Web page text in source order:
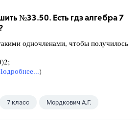
№33.50. Есть гдз алгебра 7
одночленами, чтобы получилось
)
7 класс Мордкович А.Г.